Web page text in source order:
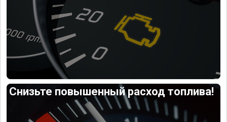
Снизьте повышенный расход топлива!